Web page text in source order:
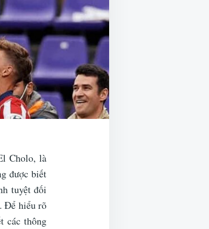
Cholo, là
được biết
tuyệt đối
Để hiểu rõ
các thông